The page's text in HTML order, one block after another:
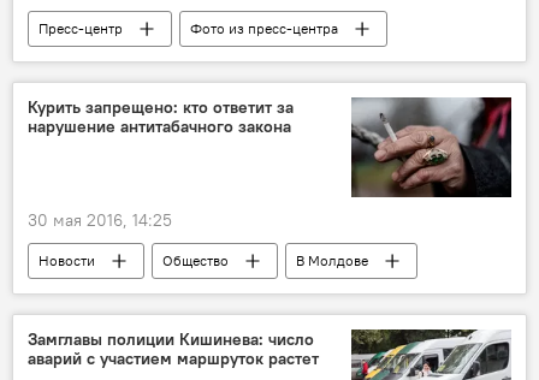
Пресс-центр Фото из пресс-центра
Курить запрещено: кто ответит за
нарушение антитабачного закона
30 мая 2016, 14:25
Новости Общество
В Молдове
Республика Молдова
Алена Сербуленко
запрет
антитабачный закон
курение
Замглавы полиции Кишинева: число
аварий с участием маршруток растет